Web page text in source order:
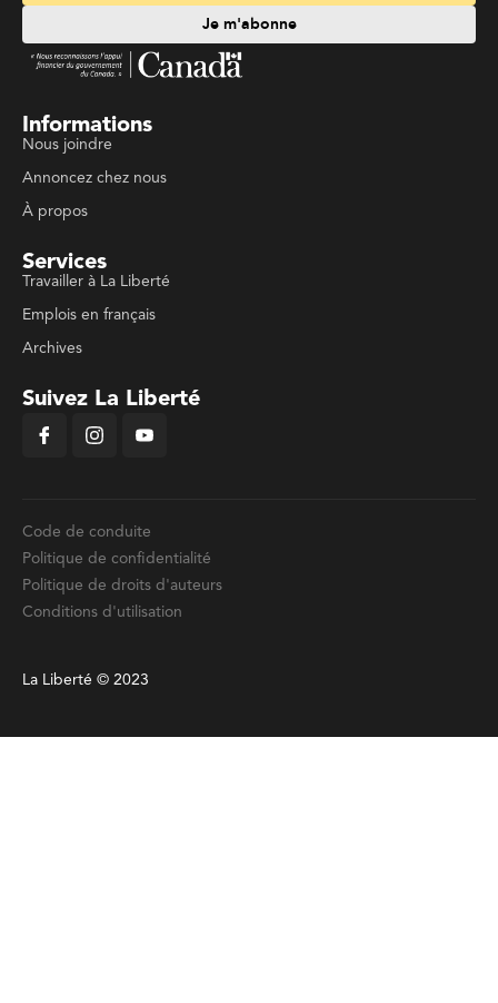
Je m'abonne
Informations
Nous joindre
Annoncez chez nous
À propos
Services
Travailler à La Liberté
Emplois en français
Archives
Suivez La Liberté
Code de conduite
Politique de confidentialité
Politique de droits d'auteurs
Conditions d'utilisation
La Liberté © 2023